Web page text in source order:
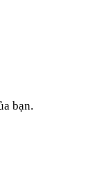
bạn.